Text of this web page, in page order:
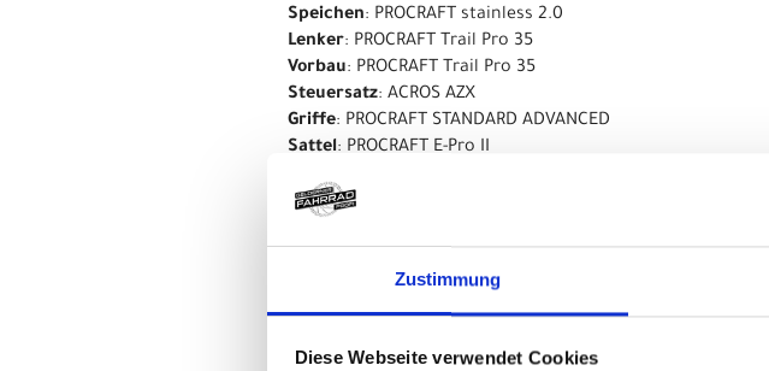
Zustimmung
Diese Webseite verwendet Cookies
Speichen: PROCRAFT stainless 2.0
Lenker: PROCRAFT Trail Pro 35
Vorbau: PROCRAFT Trail Pro 35
Steuersatz: ACROS AZX
Griffe: PROCRAFT STANDARD ADVANCED
Sattel: PROCRAFT E-Pro II
seSattelklemmet_clamp
: * Linkglide
Rücklicht: CENTURION Halo Mini